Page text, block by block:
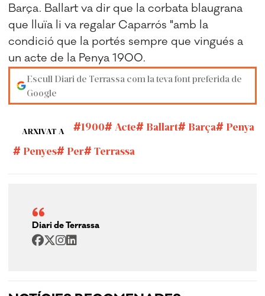
Barça. Ballart va dir que la corbata blaugrana
que lluïa li va regalar Caparrós "amb la
condició que la portés sempre que vingués a
un acte de la Penya 1900.
Escull Diari de Terrassa com la teva font preferida de
Google
ARXIVAT A 1900 Acte Ballart Barça
Penya
Penyes
Per Terrassa
Diari de Terrassa